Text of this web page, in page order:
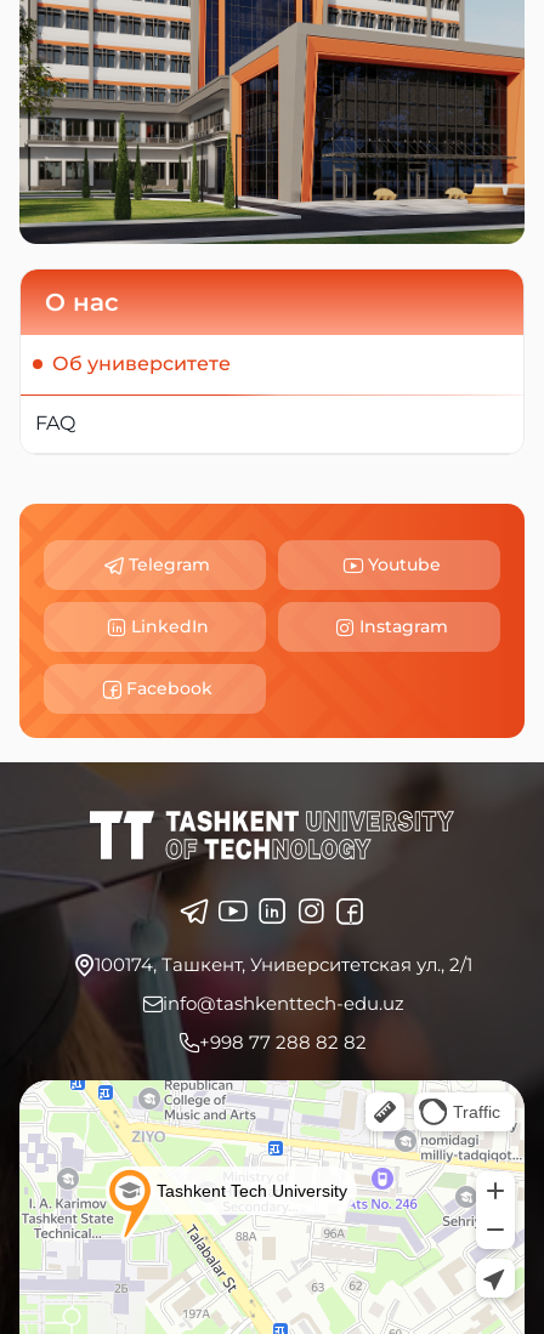
О нас
Об университете
FAQ
Telegram Youtube
LinkedIn Instagram
Facebook
100174, Ташкент, Университетская ул., 2/1
info@tashkenttech-edu.uz
+998 77 288 82 82